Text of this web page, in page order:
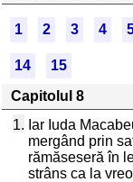
1 2 3 4
14
15
Capitolul 8
1. Iar Iuda
mergând prin
rămăseseră în
strâns ca la